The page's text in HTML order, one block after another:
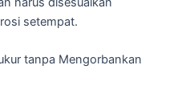
setempat.
tanpa Mengorbankan